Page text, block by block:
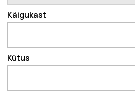
Käigukast
Kütus